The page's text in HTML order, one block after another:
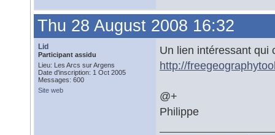
Thu 28 August 2008 16:32
Lid
Participant assidu
Lieu: Les Arcs sur Argens
Date d'inscription: 1 Oct 2005
Messages: 600
Site web
Un lien intéressant qui
http://
@+
Philippe